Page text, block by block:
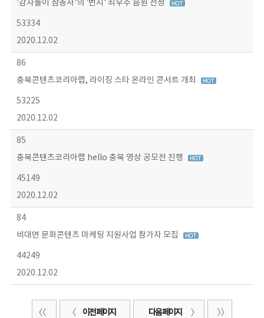
'감자돌이 삼총사'의 '번지' 최우수 음원 선정
53334
2020.12.02
86
충북콘텐츠코리아랩, 라이징 스타 온라인 콘서트 개최
53225
2020.12.02
85
충북콘텐츠코리아랩 hello 충북 영상 공모전 진행
45149
2020.12.02
84
비대면 문화콘텐츠 마케팅 지원사업 참가자 모집
44249
2020.12.02
이전 페이지 다음 페이지